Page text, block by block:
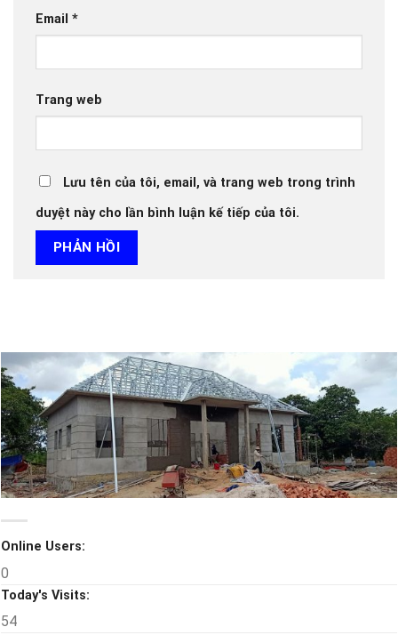
Online Users:
0
Today's Visits:
54
Email *
Trang web
Lưu tên của tôi, email, và trang web trong trình
duyệt này cho lần bình luận kế tiếp của tôi.